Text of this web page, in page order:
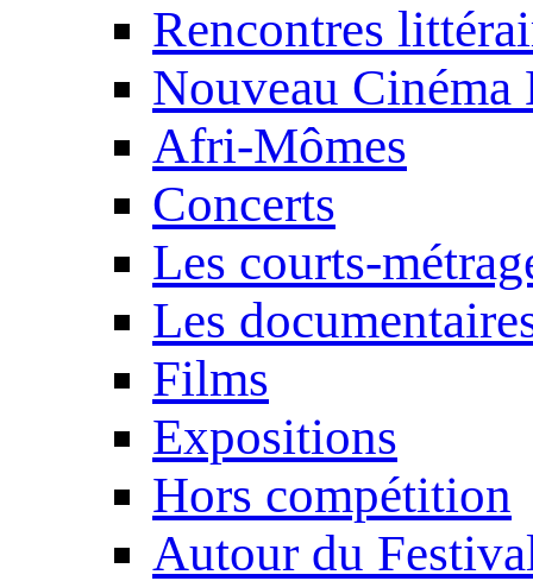
Rencontres
Nouveau Cinéma
Afri-Mômes
Concerts
Les courts-
Les
Films
Expositions
Hors compétition
Autour du